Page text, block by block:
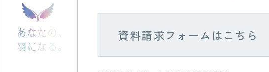
資料請求フォームはこちら